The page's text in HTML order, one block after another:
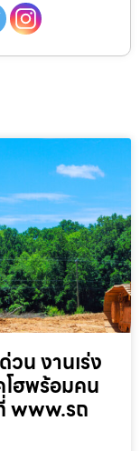
น งานเร่ง
โฮพร้อมคน
www.รถ